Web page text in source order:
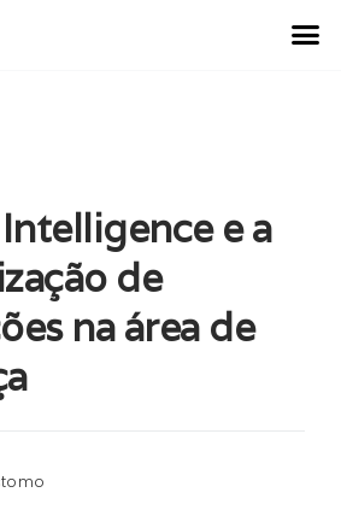
e a
de
na área de